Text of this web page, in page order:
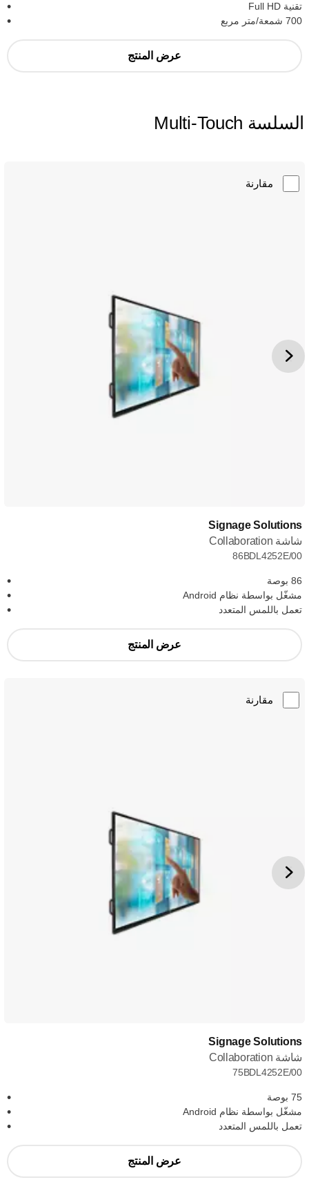
تقنية Full HD
700 شمعة/متر مربع
عرض المنتج
السلسة Multi-Touch
مقارنة
Signage Solutions
شاشة Collaboration
86BDL4252E/00
86 بوصة
مشغّل بواسطة نظام Android
تعمل باللمس المتعدد
عرض المنتج
مقارنة
Signage Solutions
شاشة Collaboration
75BDL4252E/00
75 بوصة
مشغّل بواسطة نظام Android
تعمل باللمس المتعدد
عرض المنتج